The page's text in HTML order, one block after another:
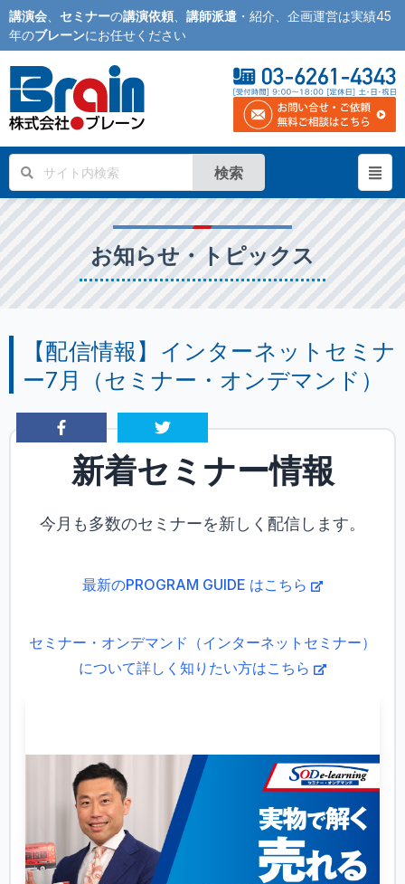
講演会 セミナーの講演依頼 講師派遣 ・紹介、企画運営は実績45
年のブレーンにお任せください
検索
お知らせ・トピックス
【配信情報】インターネットセミナ
ー7月（セミナー・オンデマンド）
新着セミナー情報
今月も多数のセミナーを新しく配信します。
最新のPROGRAM GUIDE はこちら
セミナー・オンデマンド（インターネットセミナー）
について詳しく知りたい方はこちら